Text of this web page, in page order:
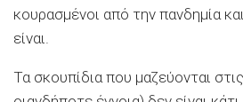
κουρασμένοι από την πανδημία
είναι.
Τα σκουπίδια που μαζεύονται